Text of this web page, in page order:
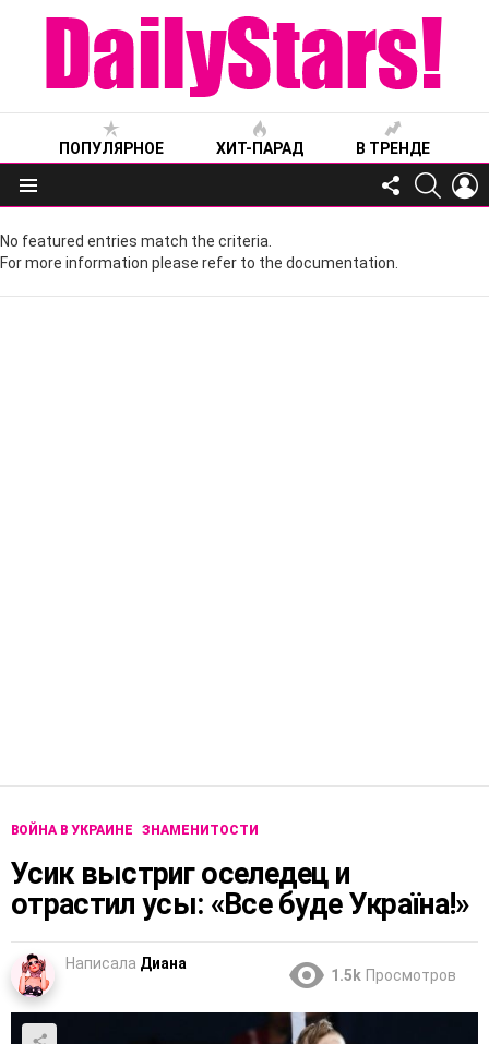
ПОПУЛЯРНОЕ ХИТ-ПАРАД В ТРЕНДЕ
Меню
FOLLOW
US
No featured entries match the criteria.
For more information please refer to the documentation.
ВОЙНА В УКРАИНЕ ЗНАМЕНИТОСТИ
Усик выстриг оселедец и
отрастил усы: «Все буде Україна!»
Написала Диана
1.5k Просмотров